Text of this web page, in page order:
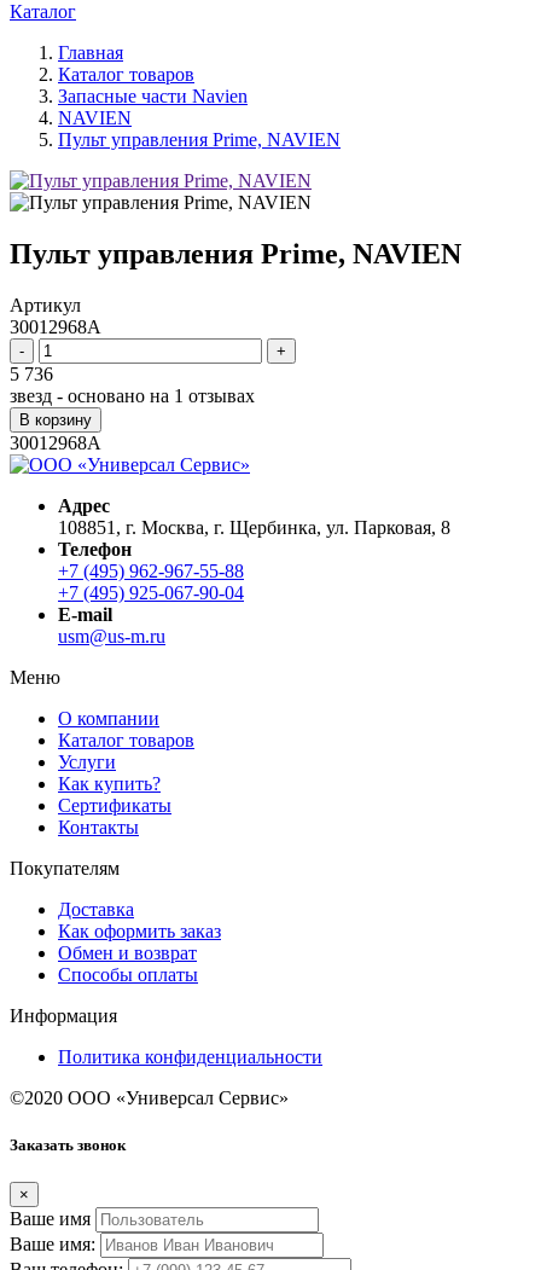
Каталог
Главная
Каталог товаров
Запасные части Navien
NAVIEN
Пульт управления Prime, NAVIEN
Пульт управления Prime, NAVIEN
Артикул
30012968A
- +
5 736
звезд - основано на 1 отзывах
В корзину
30012968A
Адрес
108851, г. Москва, г. Щербинка, ул. Парковая, 8
Телефон
+7 (495) 962-967-55-88
+7 (495) 925-067-90-04
E-mail
usm@us-m.ru
Меню
О компании
Каталог товаров
Услуги
Как купить?
Сертификаты
Контакты
Покупателям
Доставка
Как оформить заказ
Обмен и возврат
Способы оплаты
Информация
Политика конфиденциальности
©2020 ООО «Универсал Сервис»
Заказать звонок
×
Ваше имя
Ваше имя: